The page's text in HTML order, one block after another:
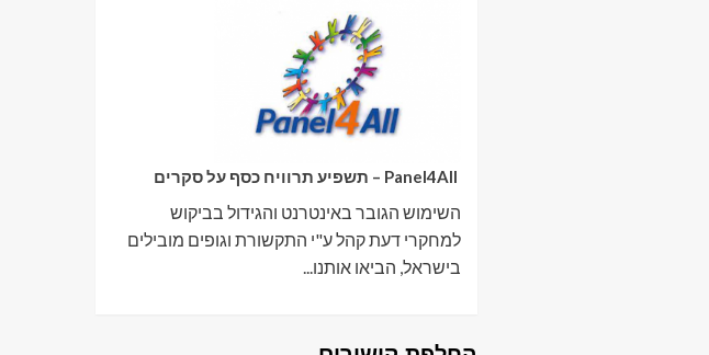
השימוש הגובר באינטרנט והגידול בביקוש
למחקרי דעת קהל ע"י התקשורת וגופים מובילים
בישראל, הביאו אותנו...